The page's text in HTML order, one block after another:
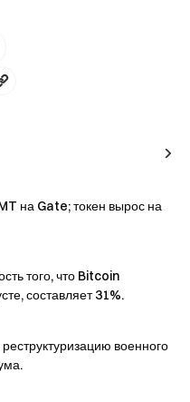
на Gate; токен вырос на
того, что Bitcoin
составляет 31%.
военного